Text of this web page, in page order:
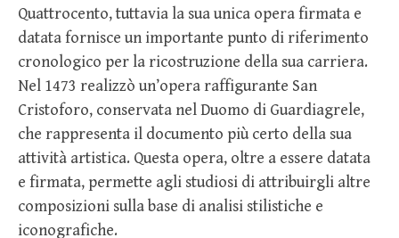
Quattrocento, tuttavia la sua unica opera firmata e
datata fornisce un importante punto di riferimento
cronologico per la ricostruzione della sua carriera.
Nel 1473 realizzò un’opera raffigurante San
Cristoforo, conservata nel Duomo di Guardiagrele,
che rappresenta il documento più certo della sua
attività artistica. Questa opera, oltre a essere datata
e firmata, permette agli studiosi di attribuirgli altre
composizioni sulla base di analisi stilistiche e
iconografiche.